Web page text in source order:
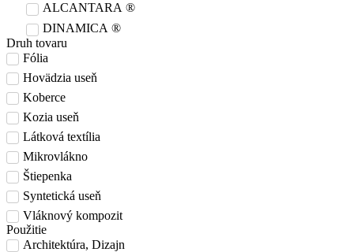
ALCANTARA ®
DINAMICA ®
Druh tovaru
Fólia
Hovädzia useň
Koberce
Kozia useň
Látková textília
Mikrovlákno
Štiepenka
Syntetická useň
Vláknový kompozit
Použitie
Architektúra, Dizajn